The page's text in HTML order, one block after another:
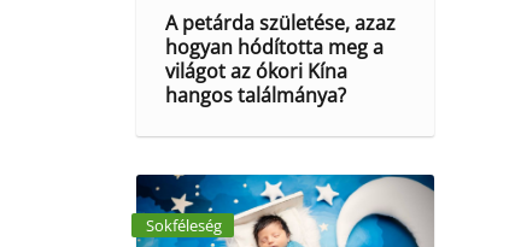
A petárda születése, azaz
hogyan hódította meg a
világot az ókori Kína
hangos találmánya?
Sokféleség